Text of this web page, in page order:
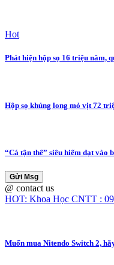
Hot
Phát hiện hộp sọ 16 triệu năm,
Hộp sọ khủng long mỏ vịt 72
“Cá tận thế” siêu hiếm dạt vào
Gửi Msg
@ contact us
HOT: Khoa Học CNTT :
Muốn mua Nitendo Switch 2,